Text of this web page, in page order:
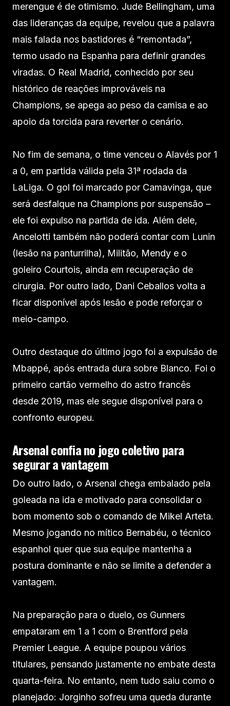
merengue é de otimismo. Jude Bellingham, uma
das lideranças da equipe, revelou que a palavra
mais falada nos bastidores é “remontada”,
termo usado na Espanha para definir grandes
viradas. O Real Madrid, conhecido por seu
histórico de reações improváveis na
Champions, se apega ao peso da camisa e ao
apoio da torcida para reverter o cenário.
No fim de semana, o time venceu o Alavés por 1
a 0, em partida válida pela 31ª rodada da
LaLiga. O gol foi marcado por Camavinga, que
será desfalque na Champions por suspensão –
ele foi expulso na partida de ida. Além dele,
Ancelotti também não poderá contar com Lunin
(lesão na panturrilha), Militão, Mendy e o
goleiro Courtois, ainda em recuperação de
cirurgia. Por outro lado, Dani Ceballos volta a
ficar disponível após lesão e pode reforçar o
meio-campo.
Outro destaque do último jogo foi a expulsão de
Mbappé, após entrada dura sobre Blanco. Foi o
primeiro cartão vermelho do astro francês
desde 2019, mas ele segue disponível para o
confronto europeu.
Arsenal confia no jogo coletivo para
segurar a vantagem
Do outro lado, o Arsenal chega embalado pela
goleada na ida e motivado para consolidar o
bom momento sob o comando de Mikel Arteta.
Mesmo jogando no mítico Bernabéu, o técnico
espanhol quer que sua equipe mantenha a
postura dominante e não se limite a defender a
vantagem.
Na preparação para o duelo, os Gunners
empataram em 1 a 1 com o Brentford pela
Premier League. A equipe poupou vários
titulares, pensando justamente no embate desta
quarta-feira. No entanto, nem tudo saiu como o
planejado: Jorginho sofreu uma queda durante